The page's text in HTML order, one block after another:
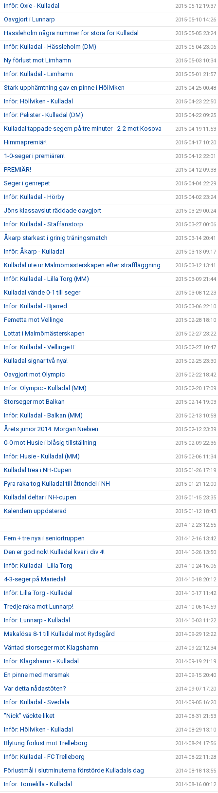
Inför: Oxie - Kulladal 2015-05-12 19:37
Oavgjort i Lunnarp 2015-05-10 14:26
Hässleholm några nummer för stora för Kulladal 2015-05-05 23:24
Inför: Kulladal - Hässleholm (DM) 2015-05-04 23:06
Ny förlust mot Limhamn 2015-05-03 10:34
Inför: Kulladal - Limhamn 2015-05-01 21:57
Stark upphämtning gav en pinne i Höllviken 2015-04-25 00:48
Inför: Höllviken - Kulladal 2015-04-23 22:50
Inför: Pelister - Kulladal (DM) 2015-04-22 09:25
Kulladal tappade segern på tre minuter - 2-2 mot Kosova 2015-04-19 11:53
Himmapremiär! 2015-04-17 10:20
1-0-seger i premiären! 2015-04-12 22:01
PREMIÄR! 2015-04-12 09:38
Seger i genrepet 2015-04-04 22:29
Inför: Kulladal - Hörby 2015-04-02 23:24
Jöns klassavslut räddade oavgjort 2015-03-29 00:24
Inför: Kulladal - Staffanstorp 2015-03-27 00:06
Åkarp starkast i grinig träningsmatch 2015-03-14 20:41
Inför: Åkarp - Kulladal 2015-03-13 09:17
Kulladal ute ur Malmömästerskapen efter straffläggning 2015-03-12 13:41
Inför: Kulladal - Lilla Torg (MM) 2015-03-09 21:44
Kulladal vände 0-1 till seger 2015-03-08 12:23
Inför: Kulladal - Bjärred 2015-03-06 22:10
Femetta mot Vellinge 2015-02-28 18:10
Lottat i Malmömästerskapen 2015-02-27 23:22
Inför: Kulladal - Vellinge IF 2015-02-27 10:47
Kulladal signar två nya! 2015-02-25 23:30
Oavgjort mot Olympic 2015-02-22 18:42
Inför: Olympic - Kulladal (MM) 2015-02-20 17:09
Storseger mot Balkan 2015-02-14 19:03
Inför: Kulladal - Balkan (MM) 2015-02-13 10:58
Årets junior 2014: Morgan Nielsen 2015-02-12 23:39
0-0 mot Husie i blåsig tillställning 2015-02-09 22:36
Inför: Husie - Kulladal (MM) 2015-02-06 11:34
Kulladal trea i NH-Cupen 2015-01-26 17:19
Fyra raka tog Kulladal till åttondel i NH 2015-01-21 12:00
Kulladal deltar i NH-cupen 2015-01-15 23:35
Kalendern uppdaterad 2015-01-12 18:43
2014-12-23 12:55
Fem + tre nya i seniortruppen 2014-12-16 13:42
Den er god nok! Kulladal kvar i div 4! 2014-10-26 13:50
Inför: Kulladal - Lilla Torg 2014-10-24 16:06
4-3-seger på Mariedal! 2014-10-18 20:12
Inför: Lilla Torg - Kulladal 2014-10-17 11:42
Tredje raka mot Lunnarp! 2014-10-06 14:59
Inför: Lunnarp - Kulladal 2014-10-03 11:22
Makalösa 8-1 till Kulladal mot Rydsgård 2014-09-29 12:22
Väntad storseger mot Klagshamn 2014-09-22 12:34
Inför: Klagshamn - Kulladal 2014-09-19 21:19
En pinne med mersmak 2014-09-15 20:40
Var detta nådastöten? 2014-09-07 17:20
Inför: Kulladal - Svedala 2014-09-05 16:20
"Nick" väckte liket 2014-08-31 21:53
Inför: Höllviken - Kulladal 2014-08-29 13:10
Blytung förlust mot Trelleborg 2014-08-24 17:56
Inför: Kulladal - FC Trelleborg 2014-08-22 11:28
Förlustmål i slutminuterna förstörde Kulladals dag 2014-08-18 13:55
Inför: Tomelilla - Kulladal 2014-08-16 00:12